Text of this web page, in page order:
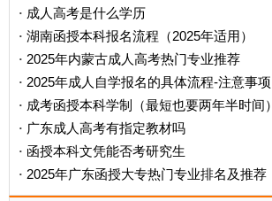
· 成人高考是什么学历
· ‌湖南函授本科报名流程（2025年适用）‌
· 2025年内蒙古成人高考热门专业推荐
· 2025年成人自学报名的具体流程-注意事项
· 成考函授本科学制（最短也要两年半时间）
· 广东成人高考有指定教材吗
· 函授本科文凭能否考研究生
· 2025年广东函授大专热门专业排名及推荐